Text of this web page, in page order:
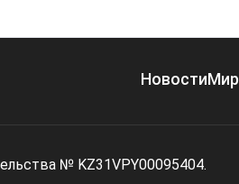
НовостиМир
№ KZ31VPY00095404.